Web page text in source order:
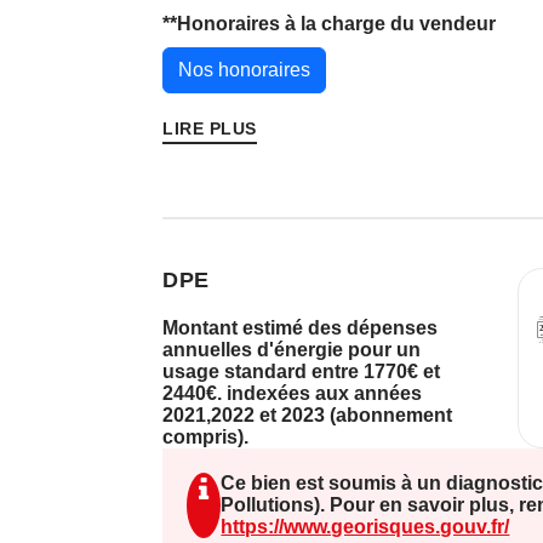
une luminosité optimale. Vous
et un WC séparé. À l'extérieur, vous
de 14 m², parfaite pour vos repas en
double vitrage et les volets sont
sécurité. Située à proximité de
**Honoraires à la charge du vendeur
Nos honoraires
LIRE PLUS
DPE
Montant estimé des dépenses
annuelles d'énergie pour un
usage standard entre 1770€ et
2440€. indexées aux années
2021,2022 et 2023 (abonnement
compris).
Ce bien est soumis à un
Pollutions). Pour en savoir plus,
https://www.georisques.gouv.fr/